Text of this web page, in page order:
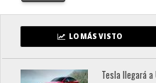
LO MÁS VISTO
Tesla llegará a